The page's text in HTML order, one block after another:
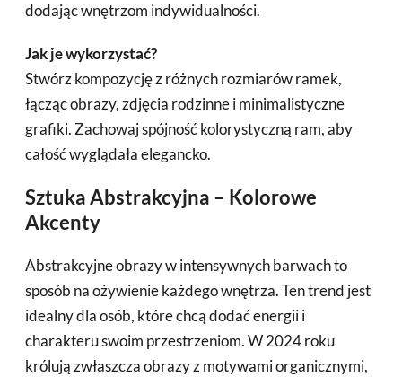
dodając wnętrzom indywidualności.
Jak je wykorzystać?
Stwórz kompozycję z różnych rozmiarów ramek,
łącząc obrazy, zdjęcia rodzinne i minimalistyczne
grafiki. Zachowaj spójność kolorystyczną ram, aby
całość wyglądała elegancko.
Sztuka Abstrakcyjna – Kolorowe
Akcenty
Abstrakcyjne obrazy w intensywnych barwach to
sposób na ożywienie każdego wnętrza. Ten trend jest
idealny dla osób, które chcą dodać energii i
charakteru swoim przestrzeniom. W 2024 roku
królują zwłaszcza obrazy z motywami organicznymi,